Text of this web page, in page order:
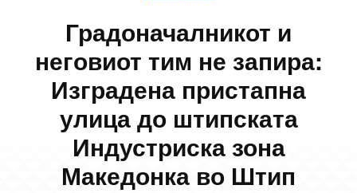
Градоначалникот и
неговиот тим не запира:
Изградена пристапна
улица до штипската
Индустриска зона
Македонка во Штип